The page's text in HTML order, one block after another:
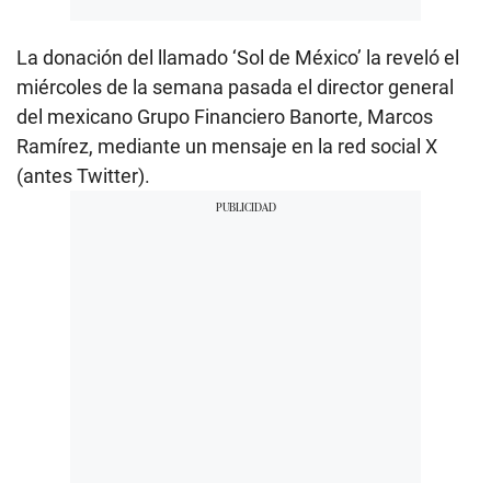
La donación del llamado ‘Sol de México’ la reveló el
miércoles de la semana pasada el director general
del mexicano Grupo Financiero Banorte, Marcos
Ramírez, mediante un mensaje en la red social X
(antes Twitter).